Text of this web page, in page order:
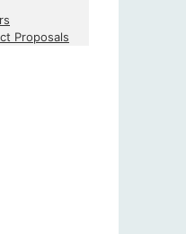
Proposals